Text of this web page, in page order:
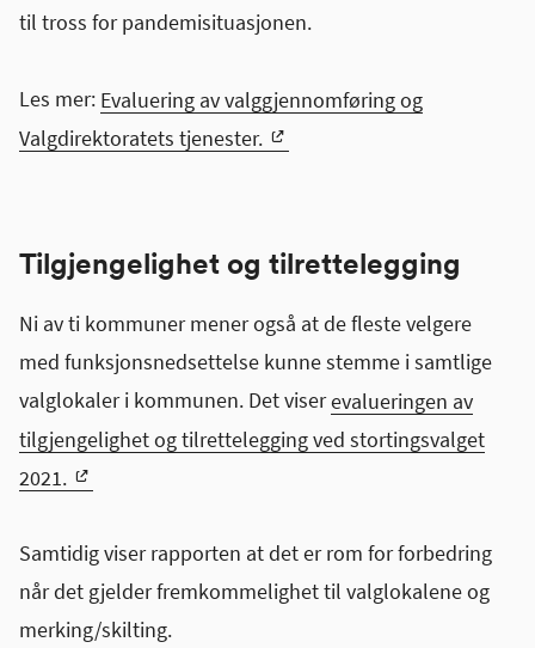
til tross for pandemisituasjonen.
Les mer: Evaluering av valggjennomføring og
Valgdirektoratets tjenester.
Tilgjengelighet og tilrettelegging
Ni av ti kommuner mener også at de fleste velgere
med funksjonsnedsettelse kunne stemme i samtlige
valglokaler i kommunen. Det viserevalueringen av
tilgjengelighet og tilrettelegging ved stortingsvalget
2021.
Samtidig viser rapporten at det er rom for forbedring
når det gjelder fremkommelighet til valglokalene og
merking/skilting.